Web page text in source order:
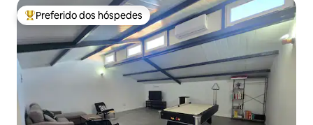
Entre os melhores preferidos dos hóspedes
Preferido dos hóspedes